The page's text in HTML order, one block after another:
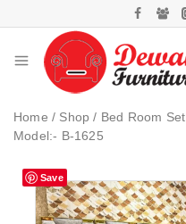
Home / Shop / Bed Room Set
Model:- B-1625
Save